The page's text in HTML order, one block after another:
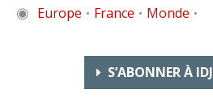
◉ Europe • France • Monde •
S’ABONNER À IDJ